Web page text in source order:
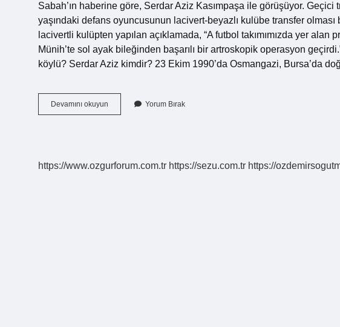
Sabah’ın haberine göre, Serdar Aziz Kasımpaşa ile görüşüyor.
yaşındaki defans oyuncusunun lacivert-beyazlı kulübe transfer
lacivertli kulüpten yapılan açıklamada, “A futbol takımımızda yer alan
Münih’te sol ayak bileğinden başarılı bir artroskopik operasyon
köylü? Serdar Aziz kimdir? 23 Ekim 1990’da Osmangazi, Bursa’da
Devamını okuyun
Aziz
Yorum Bırak
https://www.ozgurforum.com.tr https://sezu.com.tr https://